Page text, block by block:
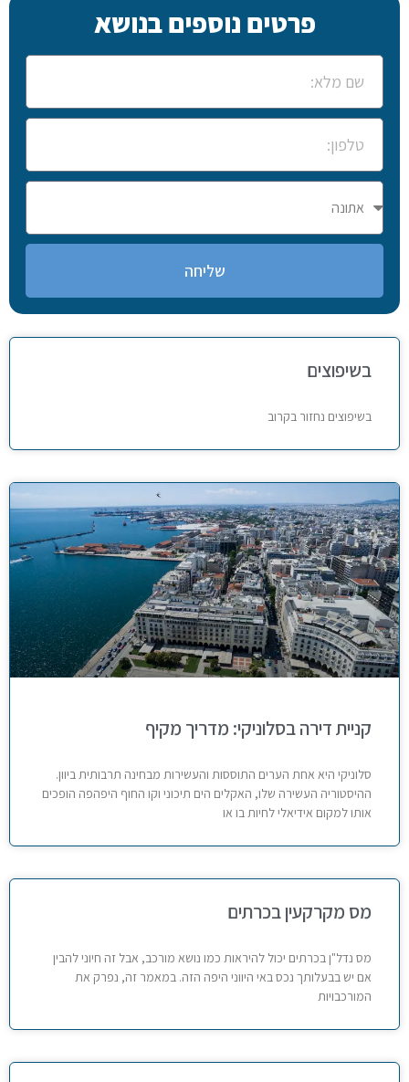
פרטים נוספים בנושא
שליחה
בשיפוצים
בשיפוצים נחזור בקרוב
קניית דירה בסלוניקי: מדריך מקיף
סלוניקי היא אחת הערים התוססות והעשירות מבחינה תרבותית ביוון.
ההיסטוריה העשירה שלו, האקלים הים תיכוני וקו החוף היפהפה הופכים
אותו למקום אידיאלי לחיות בו או
מס מקרקעין בכרתים
מס נדל"ן בכרתים יכול להיראות כמו נושא מורכב, אבל זה חיוני להבין
אם יש בבעלותך נכס באי היווני היפה הזה. במאמר זה, נפרק את
המורכבויות